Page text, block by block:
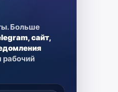
Больше
сайт,
рабочий